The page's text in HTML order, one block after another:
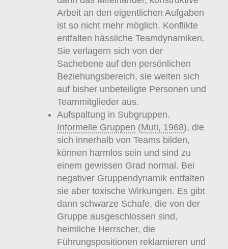
Arbeit an den eigentlichen Aufgaben
ist so nicht mehr möglich. Konflikte
entfalten hässliche Teamdynamiken.
Sie verlagern sich von der
Sachebene auf den persönlichen
Beziehungsbereich, sie weiten sich
auf bisher unbeteiligte Personen und
Teammitglieder aus.
Aufspaltung in Subgruppen.
Informelle Gruppen (Muti, 1968), die
sich innerhalb von Teams bilden,
können harmlos sein und sind zu
einem gewissen Grad normal. Bei
negativer Gruppendynamik entfalten
sie aber toxische Wirkungen. Es gibt
dann schwarze Schafe, die von der
Gruppe ausgeschlossen sind,
heimliche Herrscher, die
Führungspositionen reklamieren und